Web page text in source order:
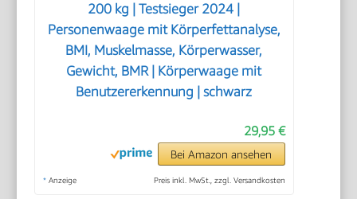
200 kg | Testsieger 2024 |
Personenwaage mit Körperfettanalyse,
BMI, Muskelmasse, Körperwasser,
Gewicht, BMR | Körperwaage mit
Benutzererkennung | schwarz
29,95 €
Bei Amazon ansehen
* Anzeige Preis inkl. MwSt., zzgl. Versandkosten